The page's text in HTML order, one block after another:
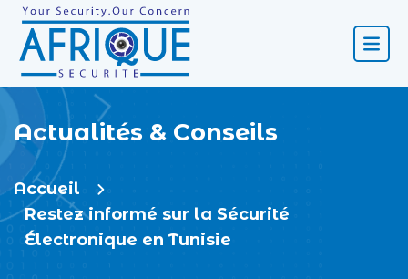
Actualités & Conseils
Accueil
Restez informé sur la Sécurité
Électronique en Tunisie